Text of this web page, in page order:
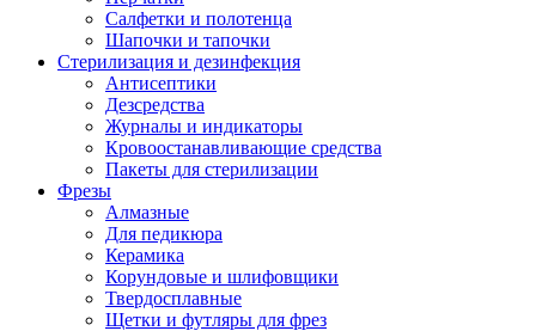
Салфетки и полотенца
Шапочки и тапочки
Стерилизация и дезинфекция
Антисептики
Дезсредства
Журналы и индикаторы
Кровоостанавливающие средства
Пакеты для стерилизации
Фрезы
Алмазные
Для педикюра
Керамика
Корундовые и шлифовщики
Твердосплавные
Щетки и футляры для фрез